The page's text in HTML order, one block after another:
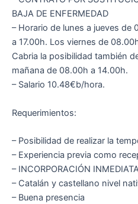
BAJA DE ENFERMEDAD
– Horario de lunes a jueves de
a 17.00h. Los viernes de
Cabria la posibilidad también
mañana de 08.00h a 14.00h.
– Salario 10.48€b/hora.
Requerimientos:
– Posibilidad de realizar la
– Experiencia previa como
– INCORPORACIÓN
– Catalán y castellano nivel
– Buena presencia